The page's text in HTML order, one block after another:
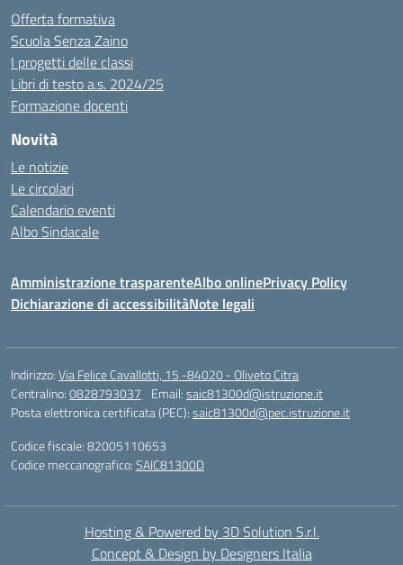
Offerta formativa
Scuola Senza Zaino
I progetti delle classi
Libri di testo a.s. 2024/25
Formazione docenti
Novità
Le notizie
Le circolari
Calendario eventi
Albo Sindacale
Amministrazione trasparenteAlbo onlinePrivacy Policy
Dichiarazione di accessibilitàNote legali
Indirizzo:Via Felice Cavallotti, 15 -84020 - Oliveto Citra
Centralino:0828793037 Email:saic81300d@istruzione.it
Posta elettronica certificata (PEC):saic81300d@pec.istruzione.it
Codice fiscale: 82005110653
Codice meccanografico:SAIC81300D
Hosting & Powered by 3D Solution S.r.l.
Concept & Design by Designers Italia